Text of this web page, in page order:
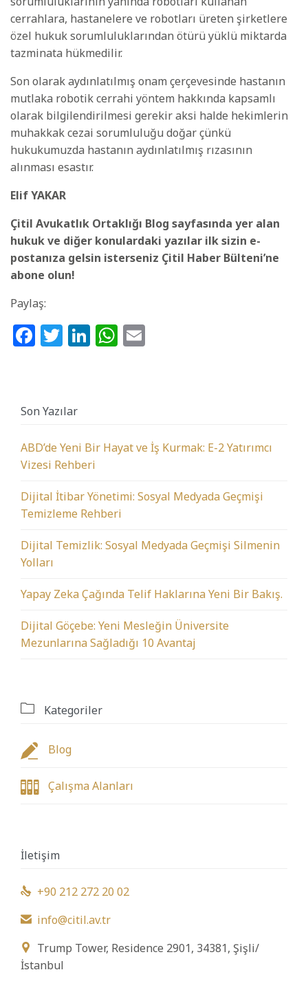
cerrahlara, hastanelere ve robotları üreten şirketlere
özel hukuk sorumluluklarından ötürü yüklü miktarda
tazminata hükmedilir.
Son olarak aydınlatılmış onam çerçevesinde hastanın
mutlaka robotik cerrahi yöntem hakkında kapsamlı
olarak bilgilendirilmesi gerekir aksi halde hekimlerin
muhakkak cezai sorumluluğu doğar çünkü
hukukumuzda hastanın aydınlatılmış rızasının
alınması esastır.
Elif YAKAR
Çitil Avukatlık Ortaklığı Blog sayfasında yer alan
hukuk ve diğer konulardaki yazılar ilk sizin e-
postanıza gelsin isterseniz Çitil Haber Bülteni’ne
abone olun!
Paylaş:
Facebook
Twitter
LinkedIn
WhatsApp
Son Yazılar
ABD’de Yeni Bir Hayat ve İş Kurmak: E-2 Yatırımcı
Vizesi Rehberi
Dijital İtibar Yönetimi: Sosyal Medyada Geçmişi
Temizleme Rehberi
Dijital Temizlik: Sosyal Medyada Geçmişi Silmenin
Yolları
Yapay Zeka Çağında Telif Haklarına Yeni Bir Bakış.
Dijital Göçebe: Yeni Mesleğin Üniversite
Mezunlarına Sağladığı 10 Avantaj
 Kategoriler
 Blog
 Çalışma Alanları
İletişim
 +90 212 272 20 02
 info@citil.av.tr

Trump Tower, Residence 2901, 34381, Şişli/
İstanbul